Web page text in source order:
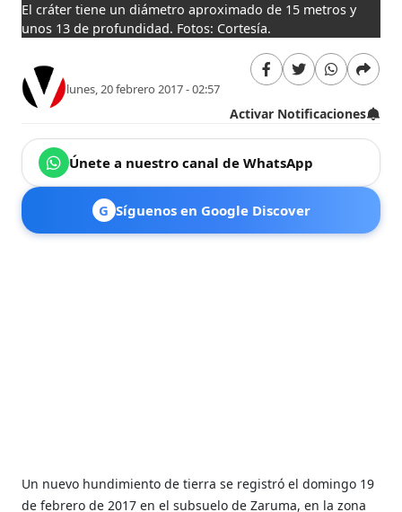
El cráter tiene un diámetro aproximado de 15 metros y
unos 13 de profundidad. Fotos: Cortesía.
lunes, 20 febrero 2017 - 02:57
Activar Notificaciones
Únete a nuestro canal de WhatsApp
G Síguenos en Google Discover
Un nuevo hundimiento de tierra se registró el domingo 19
de febrero de 2017 en el subsuelo de Zaruma, en la zona